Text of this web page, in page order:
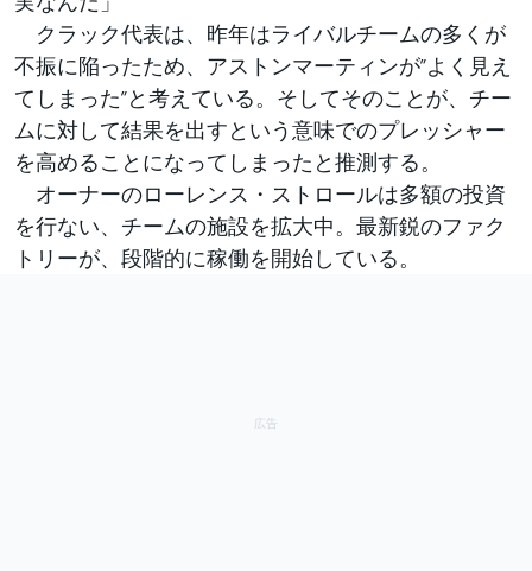
クラック代表は、昨年はライバルチームの多くが
不振に陥ったため、アストンマーティンが”よく見え
てしまった”と考えている。そしてそのことが、チー
ムに対して結果を出すという意味でのプレッシャー
を高めることになってしまったと推測する。
オーナーのローレンス・ストロールは多額の投資
を行ない、チームの施設を拡大中。最新鋭のファク
トリーが、段階的に稼働を開始している。